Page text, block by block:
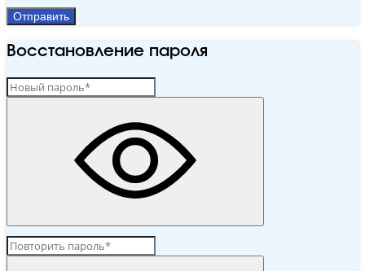
Отправить
Восстановление пароля